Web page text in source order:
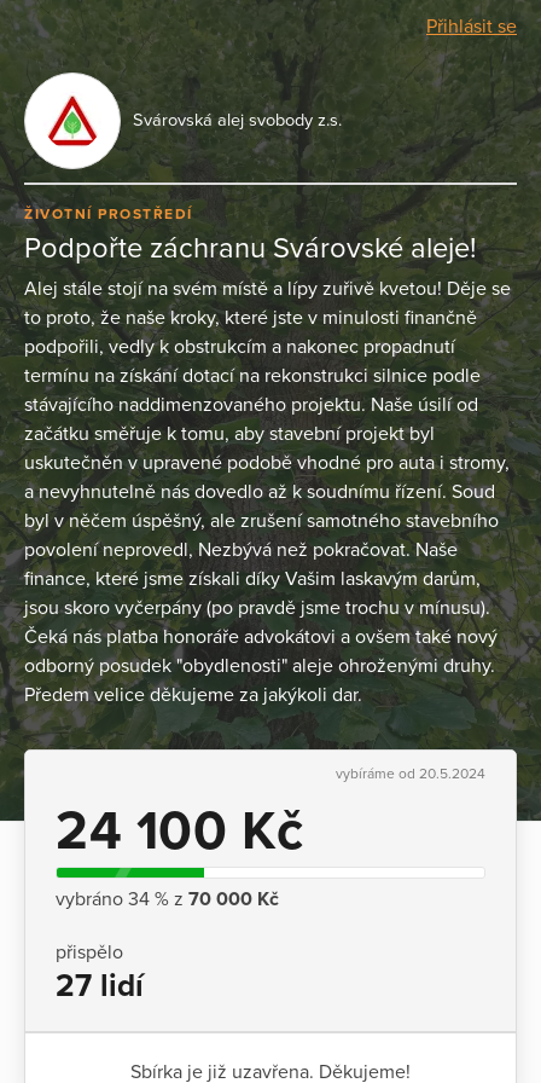
Přihlásit se
Svárovská alej svobody z.s.
ŽIVOTNÍ PROSTŘEDÍ
Podpořte záchranu Svárovské aleje!
Alej stále stojí na svém místě a lípy zuřivě kvetou! Děje se
to proto, že naše kroky, které jste v minulosti finančně
podpořili, vedly k obstrukcím a nakonec propadnutí
termínu na získání dotací na rekonstrukci silnice podle
stávajícího naddimenzovaného projektu. Naše úsilí od
začátku směřuje k tomu, aby stavební projekt byl
uskutečněn v upravené podobě vhodné pro auta i stromy,
a nevyhnutelně nás dovedlo až k soudnímu řízení. Soud
byl v něčem úspěšný, ale zrušení samotného stavebního
povolení neprovedl, Nezbývá než pokračovat. Naše
finance, které jsme získali díky Vašim laskavým darům,
jsou skoro vyčerpány (po pravdě jsme trochu v mínusu).
Čeká nás platba honoráře advokátovi a ovšem také nový
odborný posudek "obydlenosti" aleje ohroženými druhy.
Předem velice děkujeme za jakýkoli dar.
vybíráme od 20.5.2024
24 100 Kč
vybráno 34 % z 70 000 Kč
přispělo
27 lidí
Sbírka je již uzavřena. Děkujeme!